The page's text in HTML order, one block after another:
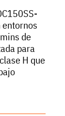
entornos
de
para
H que